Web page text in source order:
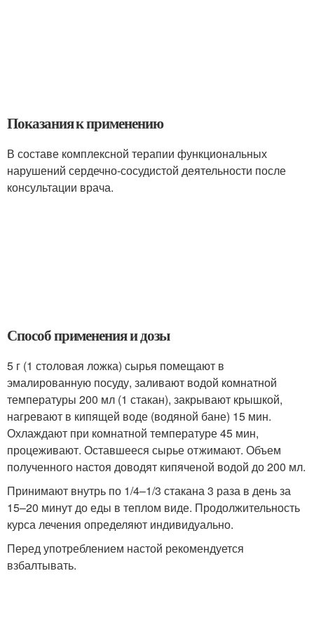
Показания к применению
В составе комплексной терапии функциональных
нарушений сердечно-сосудистой деятельности после
консультации врача.
Способ применения и дозы
5 г (1 столовая ложка) сырья помещают в
эмалированную посуду, заливают водой комнатной
температуры 200 мл (1 стакан), закрывают крышкой,
нагревают в кипящей воде (водяной бане) 15 мин.
Охлаждают при комнатной температуре 45 мин,
процеживают. Оставшееся сырье отжимают. Объем
полученного настоя доводят кипяченой водой до 200 мл.
Принимают внутрь по 1/4–1/3 стакана 3 раза в день за
15–20 минут до еды в теплом виде. Продолжительность
курса лечения определяют индивидуально.
Перед употреблением настой рекомендуется
взбалтывать.